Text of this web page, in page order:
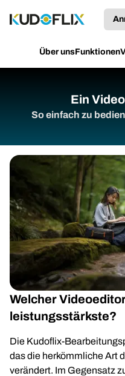
Über unsFunktionen
Ein
So einfach zu
Welcher
leistungsstärkste?
Die Kudoflix-
das die herkömmliche Art
verändert. Im Gegensatz